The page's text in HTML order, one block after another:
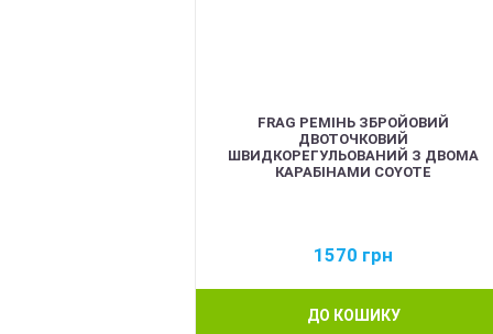
FRAG РЕМІНЬ ЗБРОЙОВИЙ
ДВОТОЧКОВИЙ
ШВИДКОРЕГУЛЬОВАНИЙ З ДВОМА
КАРАБІНАМИ COYOTE
1570 грн
ДО КОШИКУ